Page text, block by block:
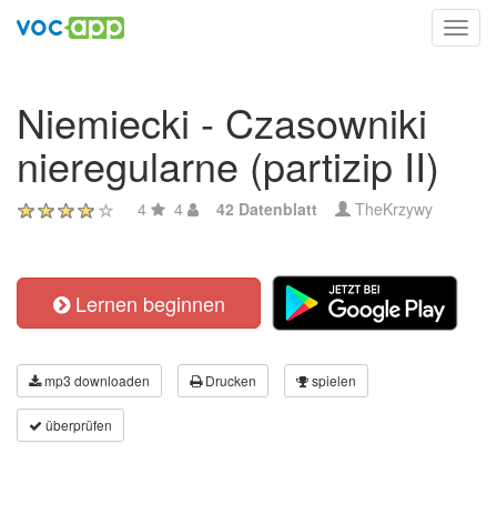
Niemiecki - Czasowniki
nieregularne (partizip II)
4 4 42 Datenblatt TheKrzywy
Lernen beginnen
mp3 downloaden Drucken spielen
überprüfen